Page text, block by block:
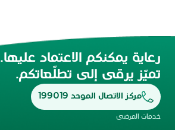
رعاية يمكنكم الاعتماد عليها.
تميّز يرقى إلى تطلّعاتكم.
مركز الاتصال الموحد 199019
خدمات المرضى